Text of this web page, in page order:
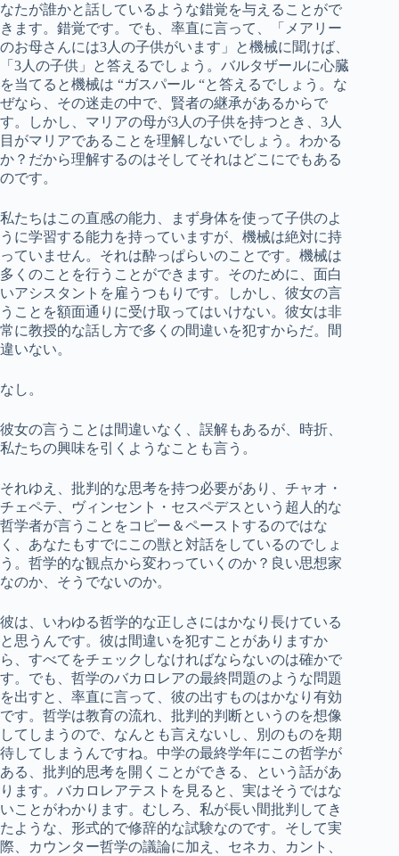
なたが誰かと話しているような錯覚を与えることがで
きます。錯覚です。でも、率直に言って、「メアリー
のお母さんには3人の子供がいます」と機械に聞けば、
「3人の子供」と答えるでしょう。バルタザールに心臓
を当てると機械は “ガスパール “と答えるでしょう。な
ぜなら、その迷走の中で、賢者の継承があるからで
す。しかし、マリアの母が3人の子供を持つとき、3人
目がマリアであることを理解しないでしょう。わかる
か？だから理解するのはそしてそれはどこにでもある
のです。
私たちはこの直感の能力、まず身体を使って子供のよ
うに学習する能力を持っていますが、機械は絶対に持
っていません。それは酔っぱらいのことです。機械は
多くのことを行うことができます。そのために、面白
いアシスタントを雇うつもりです。しかし、彼女の言
うことを額面通りに受け取ってはいけない。彼女は非
常に教授的な話し方で多くの間違いを犯すからだ。間
違いない。
なし。
彼女の言うことは間違いなく、誤解もあるが、時折、
私たちの興味を引くようなことも言う。
それゆえ、批判的な思考を持つ必要があり、チャオ・
チェペテ、ヴィンセント・セスペデスという超人的な
哲学者が言うことをコピー＆ペーストするのではな
く、あなたもすでにこの獣と対話をしているのでしょ
う。哲学的な観点から変わっていくのか？良い思想家
なのか、そうでないのか。
彼は、いわゆる哲学的な正しさにはかなり長けている
と思うんです。彼は間違いを犯すことがありますか
ら、すべてをチェックしなければならないのは確かで
す。でも、哲学のバカロレアの最終問題のような問題
を出すと、率直に言って、彼の出すものはかなり有効
です。哲学は教育の流れ、批判的判断というのを想像
してしまうので、なんとも言えないし、別のものを期
待してしまうんですね。中学の最終学年にこの哲学が
ある、批判的思考を開くことができる、という話があ
ります。バカロレアテストを見ると、実はそうではな
いことがわかります。むしろ、私が長い間批判してき
たような、形式的で修辞的な試験なのです。そして実
際、カウンター哲学の議論に加え、セネカ、カント、